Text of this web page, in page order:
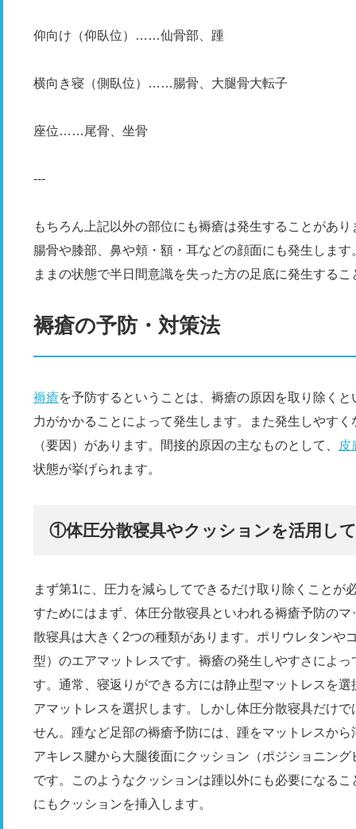
仰向け（仰臥位）……仙骨部、踵
横向き寝（側臥位）……腸骨、大腿骨大転子
座位……尾骨、坐骨
---
もちろん上記以外の部位にも褥瘡は発生することがあ
腸骨や膝部、鼻や頬・額・耳などの顔面にも発生しま
ままの状態で半日間意識を失った方の足底に発生するこ
褥瘡の予防・対策法
褥瘡を予防するということは、褥瘡の原因を取り除く
力がかかることによって発生します。また発生しやす
（要因）があります。間接的原因の主なものとして、
皮
状態が挙げられます。
①体圧分散寝具やクッションを活用し
まず第1に、圧力を減らしてできるだけ取り除くことが
すためにはまず、体圧分散寝具といわれる褥瘡予防の
散寝具は大きく2つの種類があります。ポリウレタンや
型）のエアマットレスです。褥瘡の発生しやすさによ
す。通常、寝返りができる方には静止型マットレスを
アマットレスを選択します。しかし体圧分散寝具だけ
せん。踵など足部の褥瘡予防には、踵をマットレスか
アキレス腱から大腿後面にクッション（ポジショニン
です。このようなクッションは踵以外にも必要になるこ
にもクッションを挿入します。